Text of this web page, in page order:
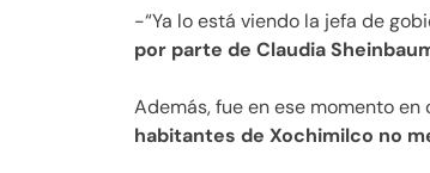
-“Ya lo está viendo la jefa de
por parte de Claudia
Además, fue en ese momento en
habitantes de Xochimilco no